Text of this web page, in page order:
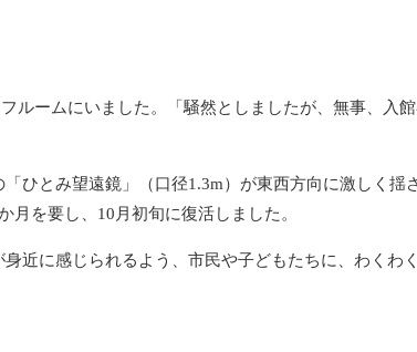
ルームにいました。「騒然としましたが、無事、入
ひとみ望遠鏡」（口径1.3m）が東西方向に激しく揺
を要し、10月初旬に復活しました。
近に感じられるよう、市民や子どもたちに、わくわ